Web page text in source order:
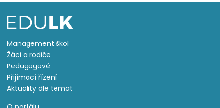
Management škol
Žáci a rodiče
Pedagogové
Přijímací řízení
Aktuality dle témat